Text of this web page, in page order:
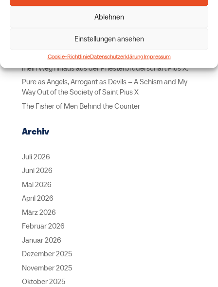
Ablehnen
Einstellungen ansehen
Cookie-RichtlinieDatenschutzerklärungImpressum
Anbetung rund um die Uhr – warum wir das tun
Rein wie Engel, Arrogant wie Teufel – ein Schisma und
mein Weg hinaus aus der Priesterbruderschaft Pius X.
Pure as Angels, Arrogant as Devils – A Schism and My
Way Out of the Society of Saint Pius X
The Fisher of Men Behind the Counter
Archiv
Juli 2026
Juni 2026
Mai 2026
April 2026
März 2026
Februar 2026
Januar 2026
Dezember 2025
November 2025
Oktober 2025